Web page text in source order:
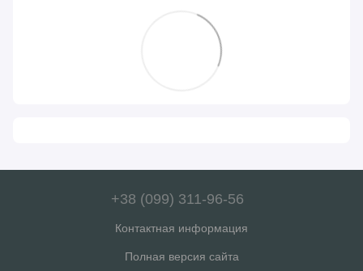
+38 (099) 311-96-56
Контактная информация
Полная версия сайта